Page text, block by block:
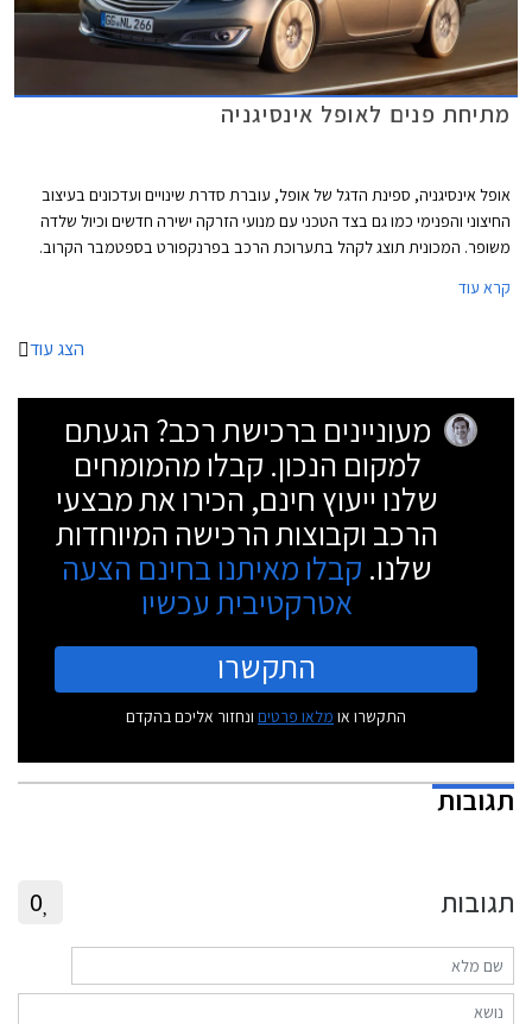
מתיחת פנים לאופל אינסיגניה
אופל אינסיגניה, ספינת הדגל של אופל, עוברת סדרת שינויים ועדכונים בעיצוב
החיצוני והפנימי כמו גם בצד הטכני עם מנועי הזרקה ישירה חדשים וכיול שלדה
משופר. המכונית תוצג לקהל בתערוכת הרכב בפרנקפורט בספטמבר הקרוב.
קרא עוד
הצג עוד
מעוניינים ברכישת רכב? הגעתם
למקום הנכון. קבלו מהמומחים
שלנו ייעוץ חינם, הכירו את מבצעי
הרכב וקבוצות הרכישה המיוחדות
שלנו. קבלו מאיתנו בחינם הצעה
אטרקטיבית עכשיו
התקשרו
התקשרו או מלאו פרטים ונחזור אליכם בהקדם
תגובות
תגובות 0